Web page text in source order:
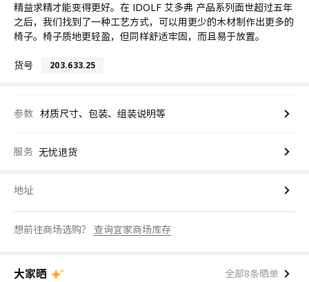
精益求精才能变得更好。在 IDOLF 艾多弗 产品系列面世超过五年
之后，我们找到了一种工艺方式，可以用更少的木材制作出更多的
椅子。椅子质地更轻盈，但同样舒适牢固，而且易于放置。
货号 203.633.25
参数 材质尺寸、包装、组装说明等
服务 无忧退货
地址
想前往商场选购？ 查询宜家商场库存
大家晒 全部8条晒单